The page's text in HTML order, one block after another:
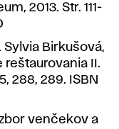
2013. Str. 111-
Sylvia Birkušová,
reštaurovania II.
288, 289. ISBN
venčekov a